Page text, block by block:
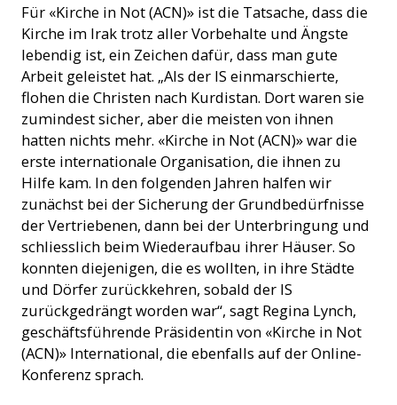
Für «Kirche in Not (ACN)» ist die Tatsache, dass die
Kirche im Irak trotz aller Vorbehalte und Ängste
lebendig ist, ein Zeichen dafür, dass man gute
Arbeit geleistet hat. „Als der IS einmarschierte,
flohen die Christen nach Kurdistan. Dort waren sie
zumindest sicher, aber die meisten von ihnen
hatten nichts mehr. «Kirche in Not (ACN)» war die
erste internationale Organisation, die ihnen zu
Hilfe kam. In den folgenden Jahren halfen wir
zunächst bei der Sicherung der Grundbedürfnisse
der Vertriebenen, dann bei der Unterbringung und
schliesslich beim Wiederaufbau ihrer Häuser. So
konnten diejenigen, die es wollten, in ihre Städte
und Dörfer zurückkehren, sobald der IS
zurückgedrängt worden war“, sagt Regina Lynch,
geschäftsführende Präsidentin von «Kirche in Not
(ACN)» International, die ebenfalls auf der Online-
Konferenz sprach.